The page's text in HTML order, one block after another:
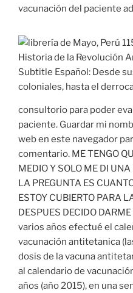
vacunación del paciente
consultorio para poder
paciente. Guardar mi
web en este navegador
comentario. ME TENGO
MEDIO Y SOLO ME DI
LA PREGUNTA ES
ESTOY CUBIERTO PARA
DESPUES DECIDO
varios años efectué el
vacunación antitetanica
dosis de la vacuna
al calendario de
años (año 2015), en una